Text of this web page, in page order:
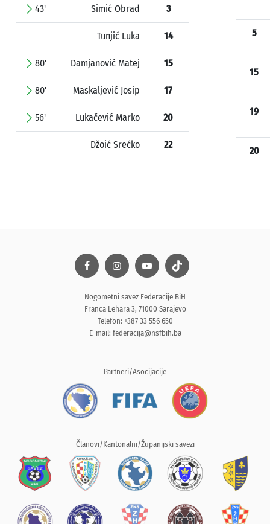
43' Simić Obrad 3
Tunjić Luka 14
80' Damjanović Matej 15
80' Maskaljević Josip 17
56' Lukačević Marko 20
Džoić Srećko 22
5
15
19
20
Nogometni savez Federacije BiH
Franca Lehara 3, 71000 Sarajevo
Telefon: +387 33 556 650
E-mail: federacija@nsfbih.ba
Partneri/Asocijacije
Članovi/Kantonalni/Županijski savezi